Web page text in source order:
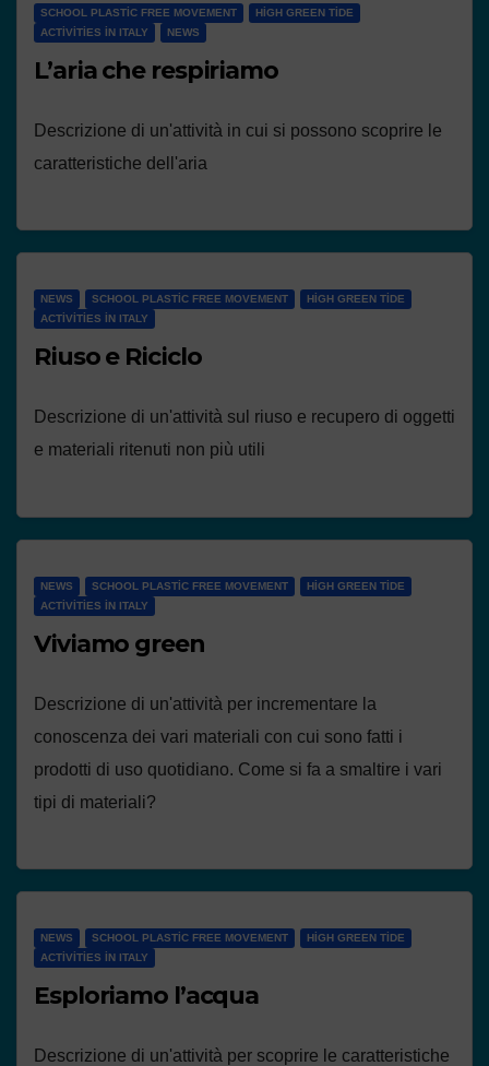
SCHOOL PLASTIC FREE MOVEMENT
HIGH GREEN TIDE
ACTIVITIES IN ITALY
NEWS
L’aria che respiriamo
Descrizione di un'attività in cui si possono scoprire le
caratteristiche dell'aria
NEWS SCHOOL PLASTIC FREE MOVEMENT
HIGH GREEN TIDE
ACTIVITIES IN ITALY
Riuso e Riciclo
Descrizione di un'attività sul riuso e recupero di oggetti
e materiali ritenuti non più utili
NEWS SCHOOL PLASTIC FREE MOVEMENT
HIGH GREEN TIDE
ACTIVITIES IN ITALY
Viviamo green
Descrizione di un'attività per incrementare la
conoscenza dei vari materiali con cui sono fatti i
prodotti di uso quotidiano. Come si fa a smaltire i vari
tipi di materiali?
NEWS SCHOOL PLASTIC FREE MOVEMENT
HIGH GREEN TIDE
ACTIVITIES IN ITALY
Esploriamo l’acqua
Descrizione di un'attività per scoprire le caratteristiche